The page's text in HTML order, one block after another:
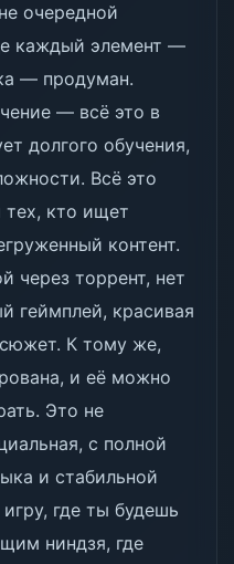
очередной
каждый элемент —
— продуман.
— всё это в
долгого обучения,
Всё это
тех, кто ищет
контент.
через торрент, нет
геймплей, красивая
К тому же,
и её можно
Это не
с полной
и стабильной
где ты будешь
ниндзя, где